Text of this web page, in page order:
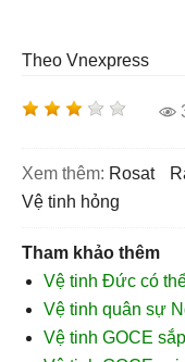
Theo Vnexpress
Xem thêm: rosat
vệ tinh hỏng
Tham khảo thêm
Vệ tinh Đức có
Vệ tinh quân sự
Vệ tinh GOCE